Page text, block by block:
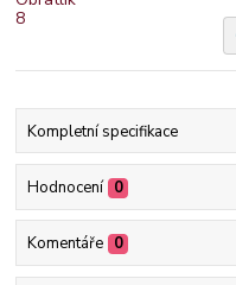
Kompletní specifikace
Hodnocení 0
Komentáře 0